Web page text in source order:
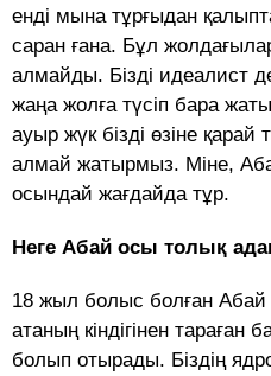
енді мына тұрғыдан
саран ғана. Бұл
алмайды. Бізді идеалист
жаңа жолға түсіп бара
ауыр жүк бізді өзіне
алмай жатырмыз. Міне,
осындай жағдайда тұр.
Неге Абай осы толық
18 жыл болыс болған Абай
атаның кіндігінен
болып отырады. Біздің